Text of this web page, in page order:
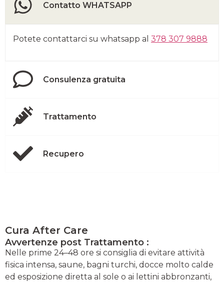
Contatto WHATSAPP
Potete contattarci su whatsapp al 378 307 9888
Consulenza gratuita
Trattamento
Recupero
Cura After Care
Avvertenze post Trattamento :
Nelle prime 24–48 ore si consiglia di evitare attività
fisica intensa, saune, bagni turchi, docce molto calde
ed esposizione diretta al sole o ai lettini abbronzanti,